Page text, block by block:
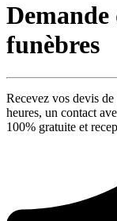
Demande
funèbres
Recevez vos devis
heures, un contact
100% gratuite et